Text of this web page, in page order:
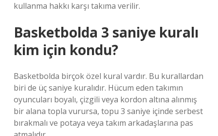
kullanma hakkı karşı takıma verilir.
Basketbolda 3 saniye kuralı
kim için kondu?
Basketbolda birçok özel kural vardır. Bu kurallardan
biri de üç saniye kuralıdır. Hücum eden takımın
oyuncuları boyalı, çizgili veya kordon altına alınmış
bir alana topla vurursa, topu 3 saniye içinde serbest
bırakmalı ve potaya veya takım arkadaşlarına pas